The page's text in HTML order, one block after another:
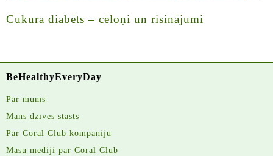
Cukura diabēts – cēloņi un risinājumi
BeHealthyEveryDay
Par mums
Mans dzīves stāsts
Par Coral Club kompāniju
Masu mēdiji par Coral Club